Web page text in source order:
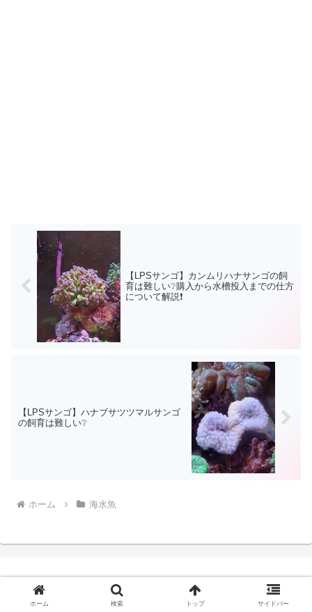
【LPSサンゴ】カンムリハナサンゴの飼
育は難しい❔購入から水槽投入までの仕方
について解説❗
【LPSサンゴ】ハナブサツツマルサンゴ
の飼育は難しい❔
ホーム 海水魚
ホーム 検索 トップ サイドバー